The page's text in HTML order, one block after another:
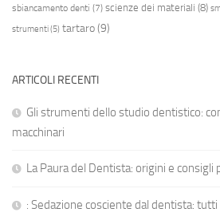
sbiancamento denti (7) scienze dei materiali (8)
strumenti(5) tartaro(9)
ARTICOLI RECENTI
Gli strumenti dello studio dentistico:
macchinari
La Paura del Dentista: origini e consigli
: Sedazione cosciente dal dentista: tutti